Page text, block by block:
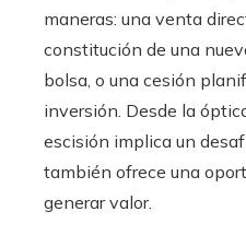
maneras: una venta
constitución de una
bolsa, o una cesión
inversión. Desde la
escisión implica un
también ofrece una
generar valor.